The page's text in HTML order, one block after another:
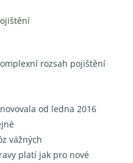
rozsah pojištění
od ledna 2016
vážných
platí jak pro nové